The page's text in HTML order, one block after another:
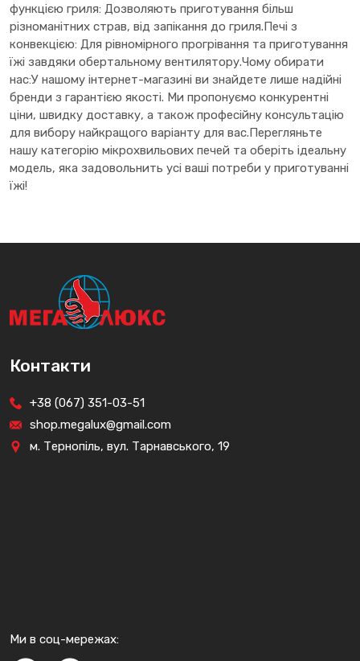
функцією гриля: Дозволяють приготування більш
різноманітних страв, від запікання до гриля.Печі з
конвекцією: Для рівномірного прогрівання та приготування
їжі завдяки обертальному вентилятору.Чому обирати
нас:У нашому інтернет-магазині ви знайдете лише надійні
бренди з гарантією якості. Ми пропонуємо конкурентні
ціни, швидку доставку, а також професійну консультацію
для вибору найкращого варіанту для вас.Перегляньте
нашу категорію мікрохвильових печей та оберіть ідеальну
модель, яка задовольнить усі ваші потреби у приготуванні
їжі!
Контакти
+38 (067) 351-03-51
shop.megalux@gmail.com
м. Тернопіль, вул. Тарнавського, 19
Ми в соц-мережах: